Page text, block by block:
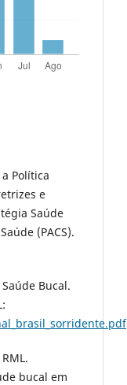
Política
e
Saúde
(PACS).
Bucal.
bucal em